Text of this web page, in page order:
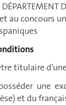
DÉPARTEMENT
au concours
titulaire
une
et du